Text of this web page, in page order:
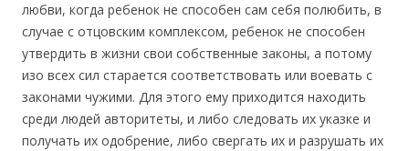
любви, когда ребенок не способен сам себя полюбить, в
случае с отцовским комплексом, ребенок не способен
утвердить в жизни свои собственные законы, а потому
изо всех сил старается соответствовать или воевать с
законами чужими. Для этого ему приходится находить
среди людей авторитеты, и либо следовать их указке и
получать их одобрение, либо свергать их и разрушать их